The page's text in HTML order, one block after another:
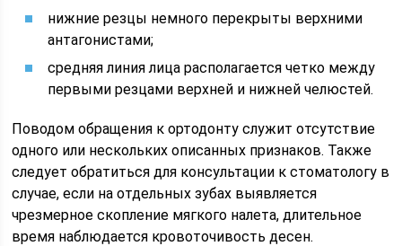
нижние резцы немного перекрыты верхними
антагонистами;
средняя линия лица располагается четко между
первыми резцами верхней и нижней челюстей.
Поводом обращения к ортодонту служит отсутствие
одного или нескольких описанных признаков. Также
следует обратиться для консультации к стоматологу в
случае, если на отдельных зубах выявляется
чрезмерное скопление мягкого налета, длительное
время наблюдается кровоточивость десен.